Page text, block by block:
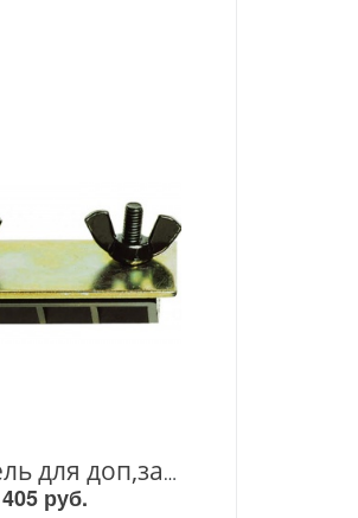
Держатель для доп,заточки 82мм 123004-6 123004-6
405 руб.